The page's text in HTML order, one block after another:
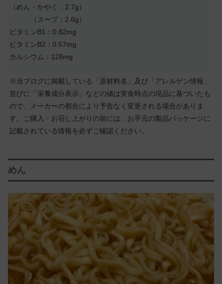
（めん・かやく：2.7g）
（スープ：2.6g）
ビタミンB1：0.82mg
ビタミンB2：0.57mg
カルシウム：128mg
※当ブログに掲載している「原材料名」及び「アレルゲン情報」
並びに「栄養成分表示」などの値は実食時点の現品に基づいたも
ので、メーカーの都合により予告なく変更される場合がありま
す。ご購入・お召し上がりの前には、お手元の製品パッケージに
記載されている情報を必ずご確認ください。
めん